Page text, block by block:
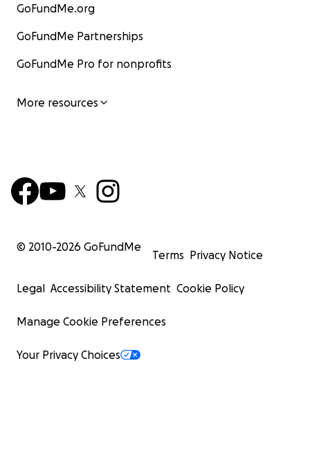
GoFundMe.org
GoFundMe Partnerships
GoFundMe Pro for nonprofits
More resources
© 2010-2026 GoFundMe
Terms Privacy Notice
Legal Accessibility Statement Cookie Policy
Manage Cookie Preferences
Your Privacy Choices